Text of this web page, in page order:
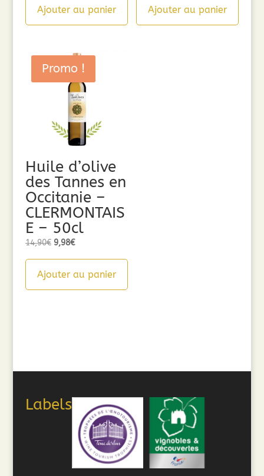
Ajouter au panier Ajouter au panier
Promo !
Huile d’olive
des Tannes en
Occitanie –
CLERMONTAIS
E – 50cl
14,90€ Le
initial
9,98€Le
est :
Ajouter au panier
Labels